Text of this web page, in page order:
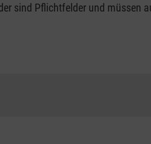
sind Pflichtfelder und müssen